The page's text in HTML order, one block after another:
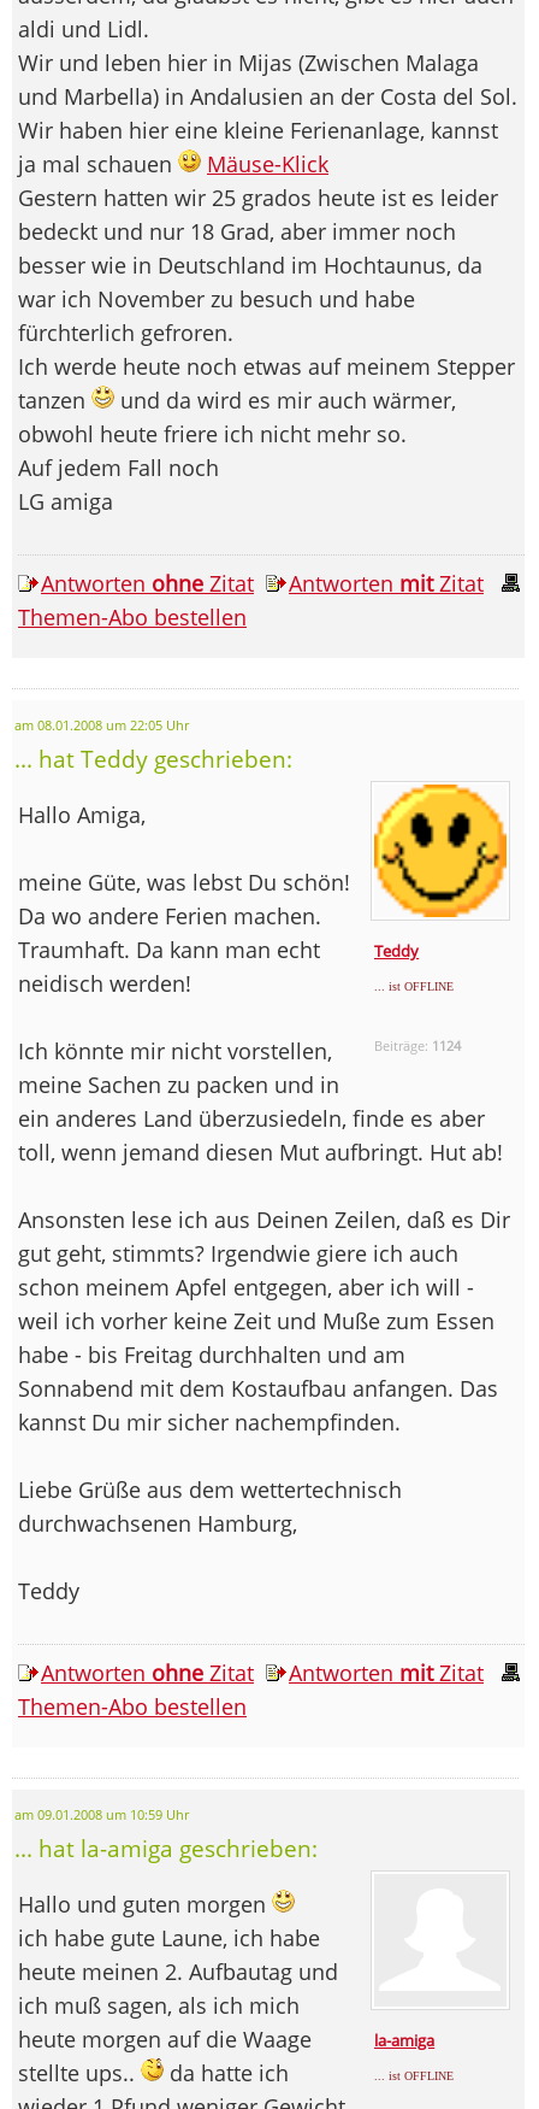
aldi und Lidl.
Wir und leben hier in Mijas (Zwischen Malaga
und Marbella) in Andalusien an der Costa del Sol.
Wir haben hier eine kleine Ferienanlage, kannst
ja mal schauen
Mäuse-Klick
Gestern hatten wir 25 grados heute ist es leider
bedeckt und nur 18 Grad, aber immer noch
besser wie in Deutschland im Hochtaunus, da
war ich November zu besuch und habe
fürchterlich gefroren.
Ich werde heute noch etwas auf meinem Stepper
tanzen
und da wird es mir auch wärmer,
obwohl heute friere ich nicht mehr so.
Auf jedem Fall noch
LG amiga
Antworten ohne Zitat Antworten mitZitat
Themen-Abo bestellen
am 08.01.2008 um 22:05 Uhr
... hat Teddy geschrieben:
Teddy
... ist OFFLINE
Beiträge: 1124
Hallo Amiga,
meine Güte, was lebst Du schön!
Da wo andere Ferien machen.
Traumhaft. Da kann man echt
neidisch werden!
Ich könnte mir nicht vorstellen,
meine Sachen zu packen und in
ein anderes Land überzusiedeln, finde es aber
toll, wenn jemand diesen Mut aufbringt. Hut ab!
Ansonsten lese ich aus Deinen Zeilen, daß es Dir
gut geht, stimmts? Irgendwie giere ich auch
schon meinem Apfel entgegen, aber ich will -
weil ich vorher keine Zeit und Muße zum Essen
habe - bis Freitag durchhalten und am
Sonnabend mit dem Kostaufbau anfangen. Das
kannst Du mir sicher nachempfinden.
Liebe Grüße aus dem wettertechnisch
durchwachsenen Hamburg,
Teddy
Antworten ohne Zitat Antworten mitZitat
Themen-Abo bestellen
am 09.01.2008 um 10:59 Uhr
... hat la-amiga geschrieben:
la-amiga
... ist OFFLINE
Hallo und guten morgen
ich habe gute Laune, ich habe
heute meinen 2. Aufbautag und
ich muß sagen, als ich mich
heute morgen auf die Waage
stellte ups..
da hatte ich